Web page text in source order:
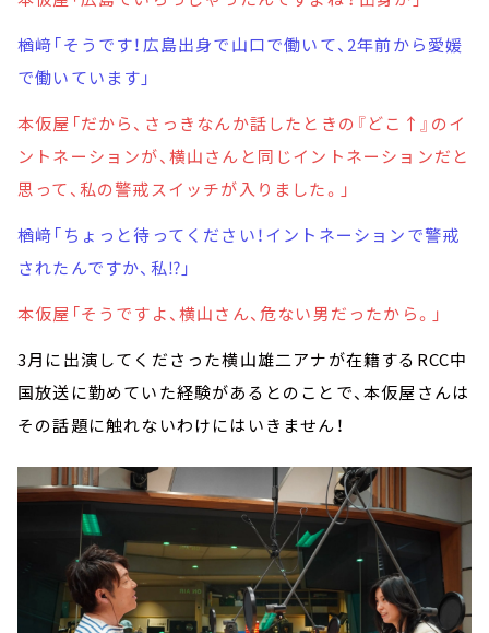
楢﨑「そうです！広島出身で山口で働いて、2年前から愛媛
で働いています」
本仮屋「だから、さっきなんか話したときの『どこ↑』のイ
ントネーションが、横山さんと同じイントネーションだと
思って、私の警戒スイッチが入りました。」
楢﨑「ちょっと待ってください！イントネーションで警戒
されたんですか、私⁉」
本仮屋「そうですよ、横山さん、危ない男だったから。」
3月に出演してくださった横山雄二アナが在籍するRCC中
国放送に勤めていた経験があるとのことで、本仮屋さんは
その話題に触れないわけにはいきません！